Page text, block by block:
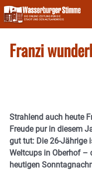
Skip
to
content
Franzi
Strahlend auch heute
Freude pur in diesem
gut tut: Die 26-Jährige
Weltcups in Oberhof –
heutigen